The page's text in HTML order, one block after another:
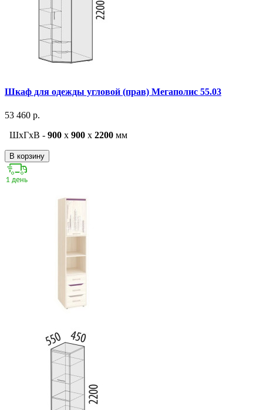
Шкаф для одежды угловой (прав) Мегаполис 55.03
53 460 р.
ШxГxВ - 900 x 900 x 2200 мм
В корзину